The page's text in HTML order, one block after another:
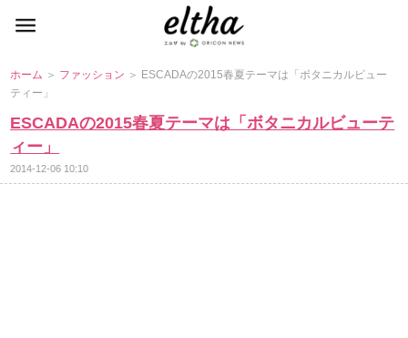
ホーム ＞ ファッション ＞ ESCADAの2015春夏テーマは「ボタニカルビュー
ティー」
ESCADAの2015春夏テーマは「ボタニカルビューテ
ィー」
2014-12-06 10:10